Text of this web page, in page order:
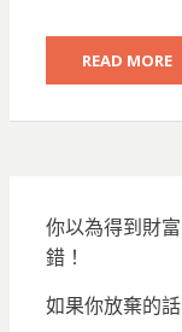
READ MORE
你以為得到財
錯！
如果你放棄的